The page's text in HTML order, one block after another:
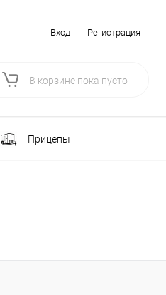
Вход Регистрация
В корзине пока пусто
Прицепы
для туризма